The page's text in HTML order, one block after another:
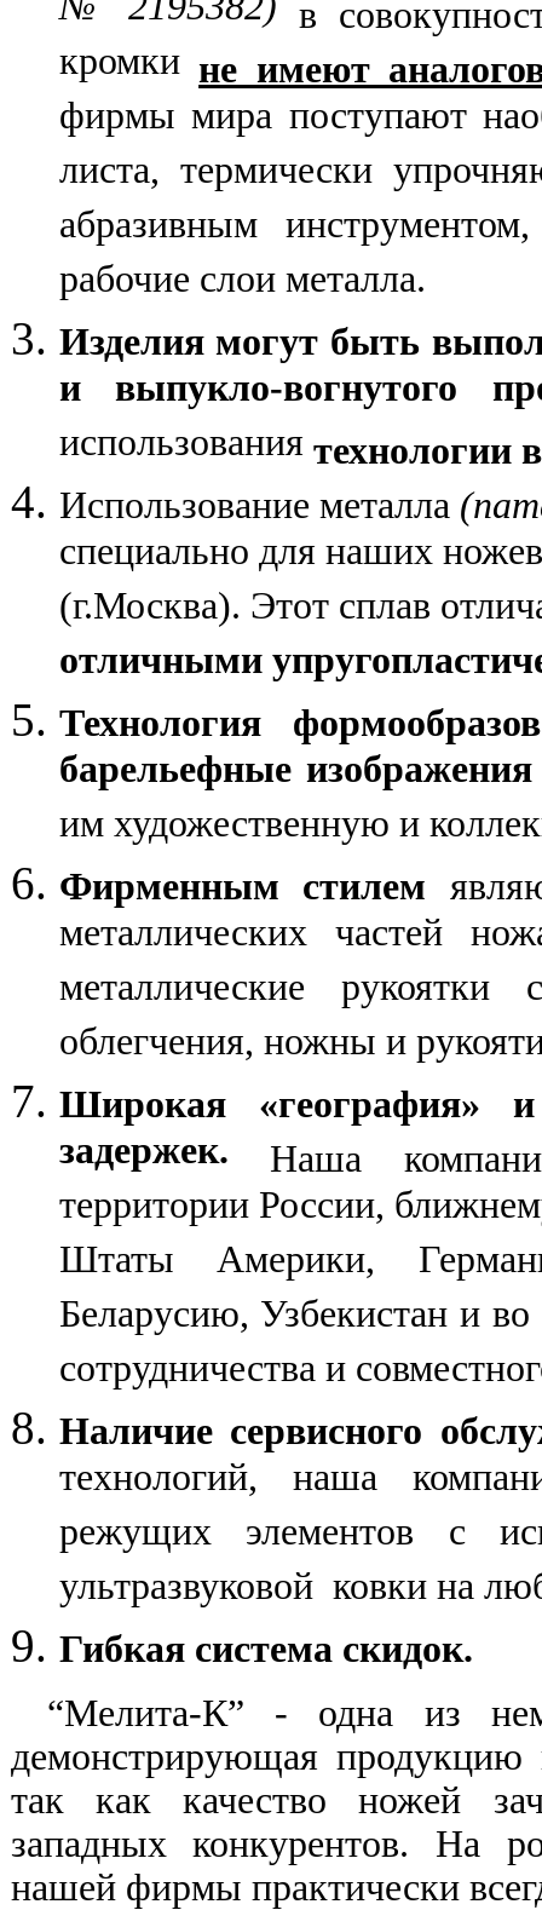
№ 2195382)в
кромки не имеют
фирмы мира поступают
листа, термически
абразивным
рабочие слои металла.
Изделия могут быть
и выпукло-вогнутого
использования технологии
Использование металла
специально для наших
(г.Москва). Этот сплав
отличными
Технология
барельефные изображения
им художественную и
Фирменным стилем
металлических частей
металлические
облегчения, ножны и
Широкая «география»
задержек. Наша
территории России,
Штаты Америки,
Беларусию, Узбекистан и
сотрудничества и
Наличие сервисного
технологий, наша
режущих элементов с
ультразвуковой ковки на
Гибкая система скидок.
“Мелита-К” - одна из
демонстрирующая
так как качество ножей
западных конкурентов. На
нашей фирмы практически